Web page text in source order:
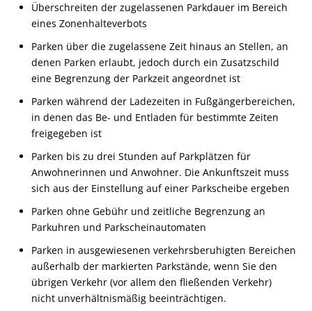
Überschreiten der zugelassenen Parkdauer im Bereich
eines Zonenhalteverbots
Parken über die zugelassene Zeit hinaus an Stellen, an
denen Parken erlaubt, jedoch durch ein Zusatzschild
eine Begrenzung der Parkzeit angeordnet ist
Parken während der Ladezeiten in Fußgängerbereichen,
in denen das Be- und Entladen für bestimmte Zeiten
freigegeben ist
Parken bis zu drei Stunden auf Parkplätzen für
Anwohnerinnen und Anwohner. Die Ankunftszeit muss
sich aus der Einstellung auf einer Parkscheibe ergeben
Parken ohne Gebühr und zeitliche Begrenzung an
Parkuhren und Parkscheinautomaten
Parken in ausgewiesenen verkehrsberuhigten Bereichen
außerhalb der markierten Parkstände, wenn Sie den
übrigen Verkehr (vor allem den fließenden Verkehr)
nicht unverhältnismäßig beeinträchtigen.